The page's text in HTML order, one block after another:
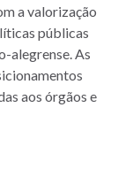
a valorização
públicas
alegrense. As
aos órgãos e